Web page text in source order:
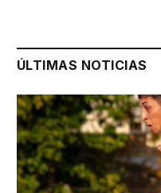
ÚLTIMAS NOTICIAS